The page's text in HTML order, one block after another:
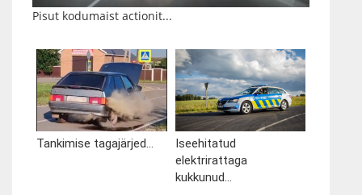
Pisut kodumaist actionit...
Tankimise tagajärjed...
Iseehitatud
elektrirattaga
kukkunud...